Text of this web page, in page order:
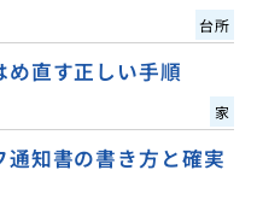
台所
直す正しい手順
家
知書の書き方と確実